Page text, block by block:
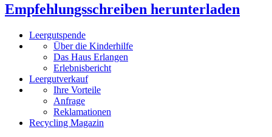
Empfehlungsschreiben herunterladen
Leergutspende
Über die Kinderhilfe
Das Haus Erlangen
Erlebnisbericht
Leergutverkauf
Ihre Vorteile
Anfrage
Reklamationen
Recycling Magazin